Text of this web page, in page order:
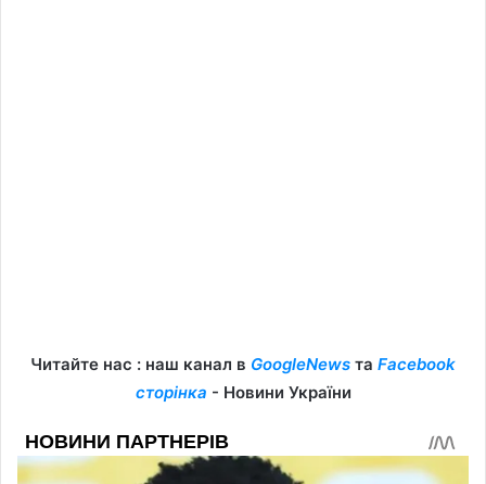
Читайте нас : наш канал в GoogleNews та Facebook
сторінка - Новини України